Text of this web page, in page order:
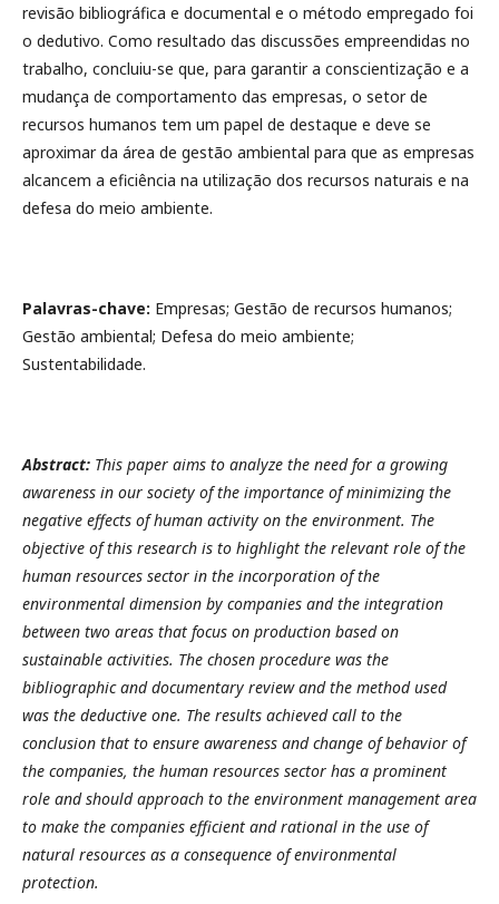
revisão bibliográfica e documental e o método empregado foi
o dedutivo. Como resultado das discussões empreendidas no
trabalho, concluiu-se que, para garantir a conscientização e a
mudança de comportamento das empresas, o setor de
recursos humanos tem um papel de destaque e deve se
aproximar da área de gestão ambiental para que as empresas
alcancem a eficiência na utilização dos recursos naturais e na
defesa do meio ambiente.
Palavras-chave: Empresas; Gestão de recursos humanos;
Gestão ambiental; Defesa do meio ambiente;
Sustentabilidade.
Abstract: This paper aims to analyze the need for a growing
awareness in our society of the importance of minimizing the
negative effects of human activity on the environment. The
objective of this research is to highlight the relevant role of the
human resources sector in the incorporation of the
environmental dimension by companies and the integration
between two areas that focus on production based on
sustainable activities. The chosen procedure was the
bibliographic and documentary review and the method used
was the deductive one. The results achieved call to the
conclusion that to ensure awareness and change of behavior of
the companies, the human resources sector has a prominent
role and should approach to the environment management area
to make the companies efficient and rational in the use of
natural resources as a consequence of environmental
protection.